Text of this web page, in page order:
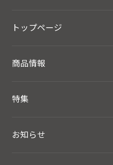
トップページ
商品情報
特集
お知らせ